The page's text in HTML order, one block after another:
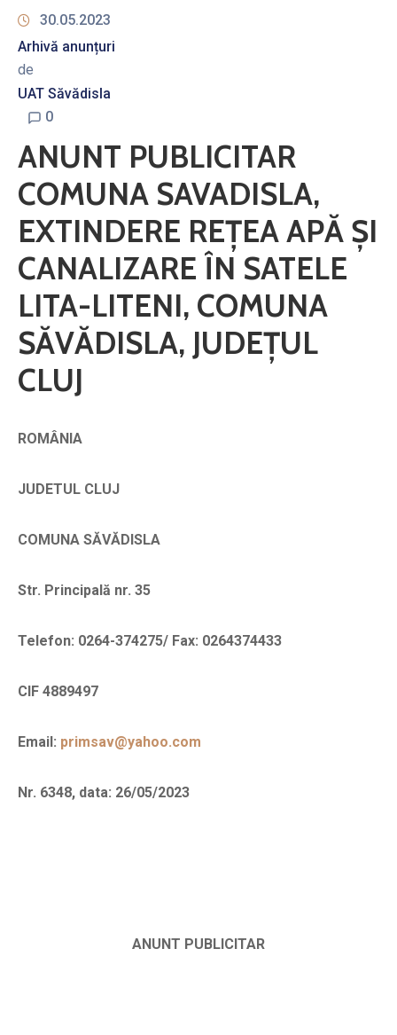
30.05.2023
Arhivă anunțuri
de
UAT Săvădisla
0
ANUNT PUBLICITAR
COMUNA SAVADISLA,
EXTINDERE REȚEA APĂ ȘI
CANALIZARE ÎN SATELE
LITA-LITENI, COMUNA
SĂVĂDISLA, JUDEȚUL
CLUJ
ROMÂNIA
JUDETUL CLUJ
COMUNA SĂVĂDISLA
Str. Principală nr. 35
Telefon: 0264-374275/ Fax: 0264374433
CIF 4889497
Email: primsav@yahoo.com
Nr. 6348, data: 26/05/2023
ANUNT PUBLICITAR